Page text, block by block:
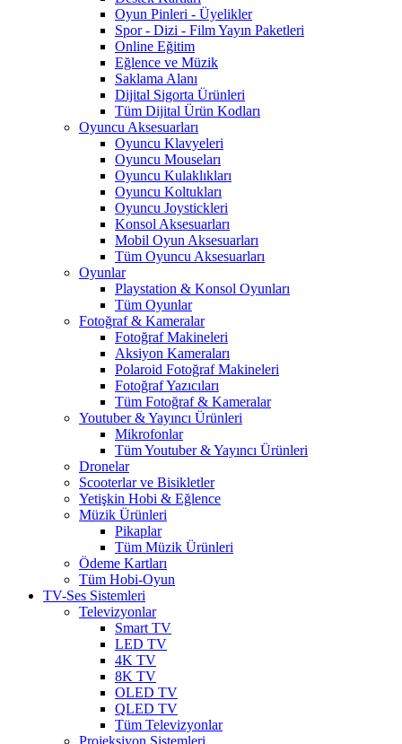
Oyun Pinleri - Üyelikler
Spor - Dizi - Film Yayın Paketleri
Online Eğitim
Eğlence ve Müzik
Saklama Alanı
Dijital Sigorta Ürünleri
Tüm Dijital Ürün Kodları
Oyuncu Aksesuarları
Oyuncu Klavyeleri
Oyuncu Mouseları
Oyuncu Kulaklıkları
Oyuncu Koltukları
Oyuncu Joystickleri
Konsol Aksesuarları
Mobil Oyun Aksesuarları
Tüm Oyuncu Aksesuarları
Oyunlar
Playstation & Konsol Oyunları
Tüm Oyunlar
Fotoğraf & Kameralar
Fotoğraf Makineleri
Aksiyon Kameraları
Polaroid Fotoğraf Makineleri
Fotoğraf Yazıcıları
Tüm Fotoğraf & Kameralar
Youtuber & Yayıncı Ürünleri
Mikrofonlar
Tüm Youtuber & Yayıncı Ürünleri
Dronelar
Scooterlar ve Bisikletler
Yetişkin Hobi & Eğlence
Müzik Ürünleri
Pikaplar
Tüm Müzik Ürünleri
Ödeme Kartları
Tüm Hobi-Oyun
TV-Ses Sistemleri
Televizyonlar
Smart TV
LED TV
4K TV
8K TV
OLED TV
QLED TV
Tüm Televizyonlar
Projeksiyon Sistemleri